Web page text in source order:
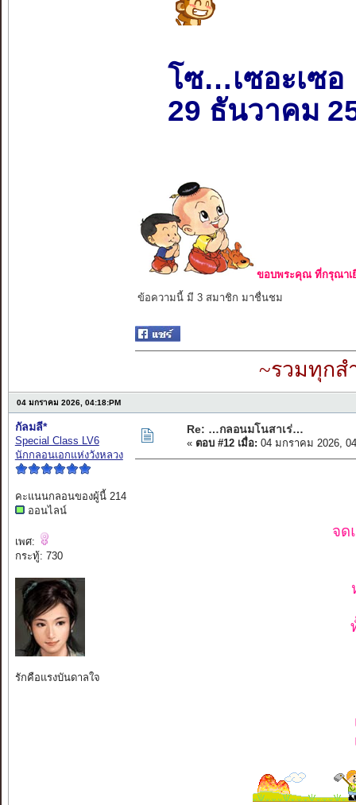
โซ…เซอะเซอ
29 ธันวาคม
ขอบพระคุณ ที่กรุณาเ
ข้อความนี้ มี 3 สมาชิก มาชื่นชม
~รวมทุกส
04 มกราคม 2026, 04:18:PM
กัลมลี*
Special Class LV6
นักกลอนเอกแห่งวังหลวง
คะแนนกลอนของผู้นี้ 214
ออนไลน์
เพศ:
กระทู้: 730
รักคือแรงบันดาลใจ
Re: …กลอนมโนสาเร่…
« ตอบ #12 เมื่อ: 04 มกราคม 2026,
จด